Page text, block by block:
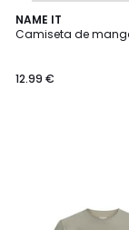
NAME IT
Camiseta de
12.99 €
2
Colores